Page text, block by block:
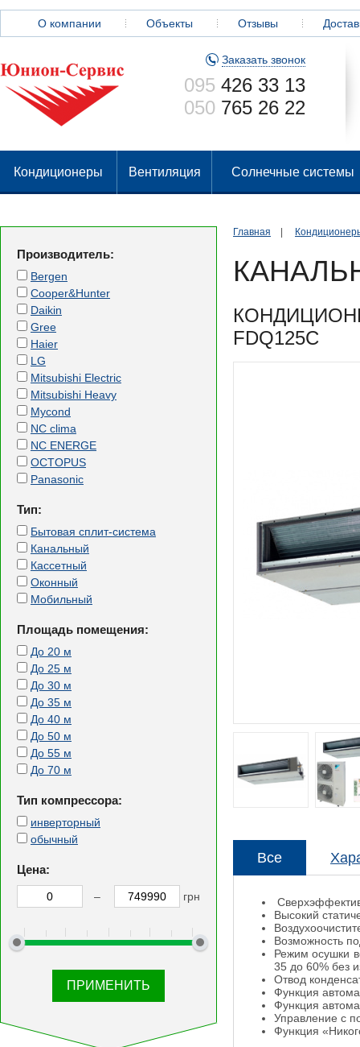
О компании Объекты Отзывы
Заказать звонок
095 426 33 13
050 765 26 22
Кондиционеры Вентиляция Солнечные системы
Главная
FDQ125C
Все
Высокий
Возможность
Режим осушки
35 до 60% без
Отвод
Функция
Функция
Управление с
Функция
Производитель:
Bergen
Cooper&Hunter
Daikin
Gree
Haier
LG
Mitsubishi Electric
Mitsubishi Heavy
Mycond
NC clima
NC ENERGE
OCTOPUS
Panasonic
Тип:
Бытовая сплит-система
Канальный
Кассетный
Оконный
Мобильный
Площадь помещения:
До 20 м
До 25 м
До 30 м
До 35 м
До 40 м
До 50 м
До 55 м
До 70 м
Тип компрессора:
инверторный
обычный
Цена:
– грн